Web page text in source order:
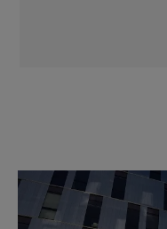
m² sur un
854m² | non
72 000